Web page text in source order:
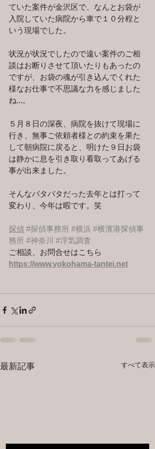
ていた案件が金沢区で、なんとお袋が
入院していた病院から車で１０分程と
いう現場でした。
状況が状況でしたので遠い案件のご相
談はお断りさせて頂いたりもあったの
ですが、お袋の魂が引き込んでくれた
様なお仕事で不思議な力を感じました
ね...。
５月８日の深夜、病院を抜けて現場に
行き、無事ご依頼者様との約束を果た
して朝病院に戻ると、明けた９日お袋
は静かに息を引き取り看取ってあげる
事が出来ました。
そんなバタバタだった去年とは打って
変わり、今年は暇です。笑
探偵 #探偵事務所 #横浜 #横濱港探偵事
務所 #神奈川
#浮気調査
ご相談、お問合せはこちら
https://www.yokohama-tantei.net
最新記事 すべて表示